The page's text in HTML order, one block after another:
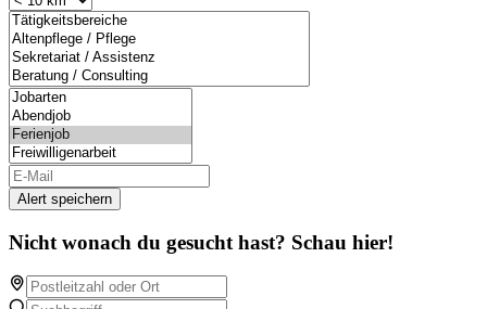
Alert speichern
Nicht wonach du gesucht hast? Schau hier!